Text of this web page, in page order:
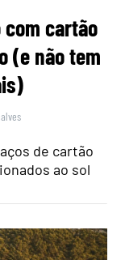
cartão
(e não tem
de cartão
ao sol